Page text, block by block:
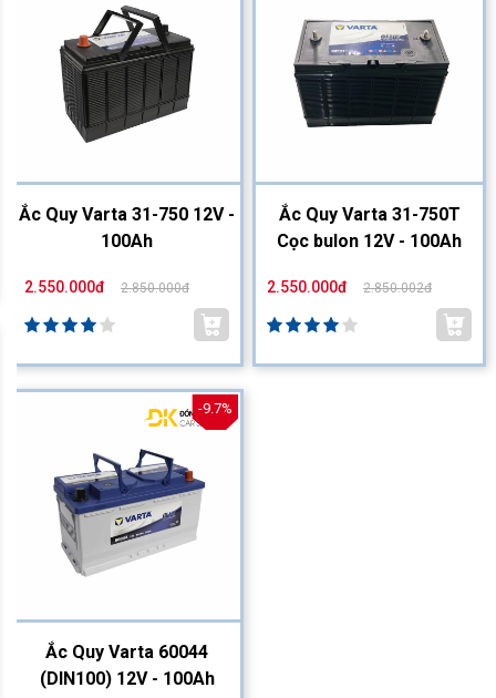
Ắc Quy Varta 31-750 12V -
100Ah
2.550.000đ 2.850.000đ
Ắc Quy Varta 31-750T
Cọc bulon 12V - 100Ah
2.550.000đ 2.850.002đ
-9.7%
Ắc Quy Varta 60044
(DIN100) 12V - 100Ah